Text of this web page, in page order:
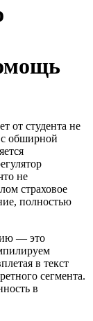
от студента не
с обширной
не
страховое
полностью
— это
в текст
сегмента.
в